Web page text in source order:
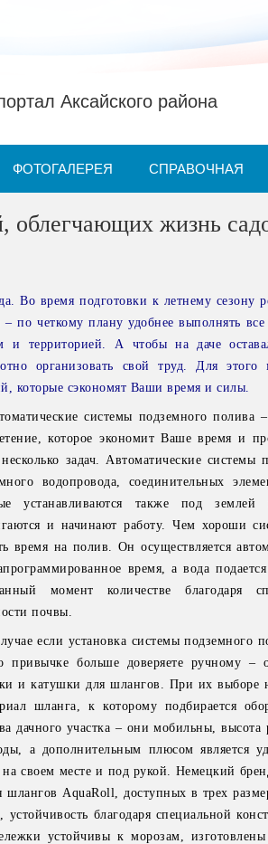
Аксайского района
ФОТОГАЛЕРЕЯ СПРАВОЧНАЯ
жизнь
Во время подготовки к летнему сезону
по четкому плану удобнее выполнять
и территорией. А чтобы на даче
организовать свой труд. Для
которые сэкономят Ваши время и силы.
системы подземного полива
которое экономит Ваше время и
задач. Автоматические системы
водопровода, соединительных
устанавливаются также под
и начинают работу. Чем хороши
время на полив. Он осуществляется
время, а вода
момент количестве благодаря
почвы.
если установка системы подземного
привычке больше доверяете ручному –
и катушки для шлангов. При их выборе
шланга, к которому подбирается
дачного участка – они мобильны, высота
а дополнительным плюсом является
на своем месте и под рукой. Немецкий
шлангов AquaRoll, доступных в трех
благодаря специальной
устойчивы к морозам,